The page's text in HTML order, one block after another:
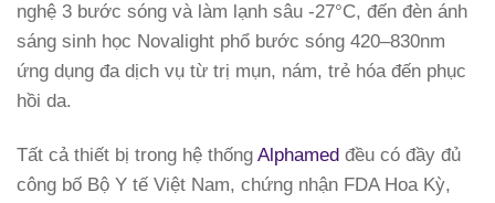
nghệ 3 bước sóng và làm lạnh sâu -27°C, đến đèn ánh
sáng sinh học Novalight phổ bước sóng 420–830nm
ứng dụng đa dịch vụ từ trị mụn, nám, trẻ hóa đến phục
hồi da.
Tất cả thiết bị trong hệ thống Alphamed đều có đầy đủ
công bố Bộ Y tế Việt Nam, chứng nhận FDA Hoa Kỳ,